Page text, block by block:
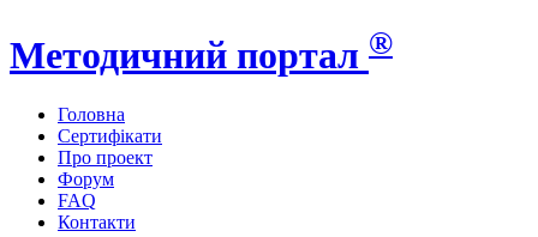
Методичний портал ®
Головна
Сертифікати
Про проект
Форум
FAQ
Контакти